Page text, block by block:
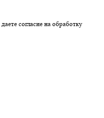
согласие на обработку